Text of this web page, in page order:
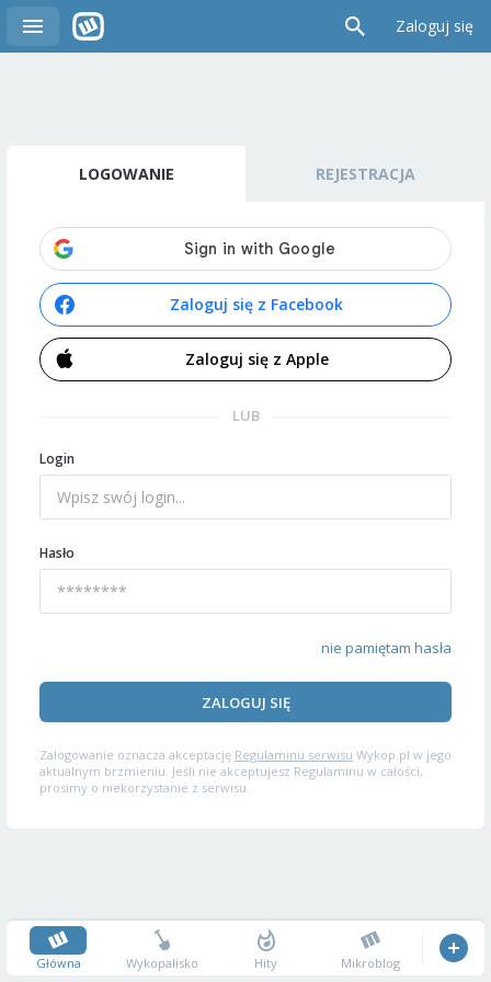
Zaloguj się
LOGOWANIE REJESTRACJA
Zaloguj się z Facebook
Zaloguj się z Apple
LUB
Login
Hasło
nie pamiętam hasła
ZALOGUJ SIĘ
Zalogowanie oznacza akceptację Regulaminu serwisu Wykop.pl w jego
aktualnym brzmieniu. Jeśli nie akceptujesz Regulaminu w całości,
prosimy o niekorzystanie z serwisu.
Główna Wykopalisko Hity Mikroblog